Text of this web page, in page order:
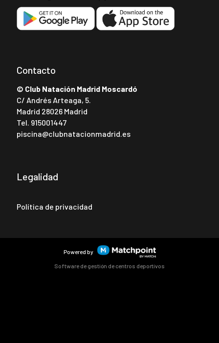
Contacto
© Club Natación Madrid Moscardó
C/ Andrés Arteaga, 5.
Madrid 28026 Madrid
Tel. 915001447
piscina@clubnatacionmadrid.es
Legalidad
Política de privacidad
Powered by
Software de gestión de centros deportivos